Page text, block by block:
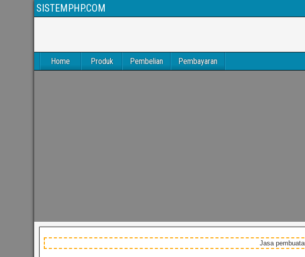
SISTEMPHP.COM
Home Produk Pembelian Pembayaran
Jasa